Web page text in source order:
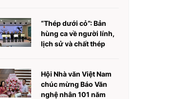
“Thép dưới cỏ”: Bản
hùng ca về người lính,
lịch sử và chất thép
Hội Nhà văn Việt Nam
chúc mừng Báo Văn
nghệ nhân 101 năm